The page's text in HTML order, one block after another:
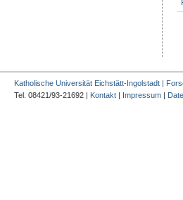
Katholische Universität Eichstätt-Ingolstadt |
Tel. 08421/93-21692 | Kontakt | Impressum |